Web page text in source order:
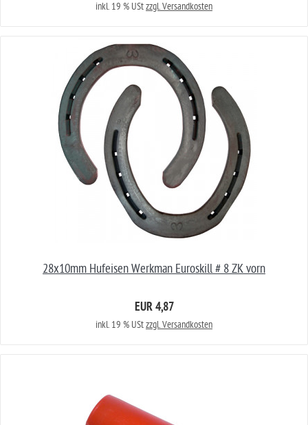
inkl. 19 % UStzzgl. Versandkosten
28x10mm Hufeisen Werkman Euroskill # 8 ZK vorn
EUR 4,87
inkl. 19 % UStzzgl. Versandkosten